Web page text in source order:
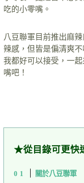
吃的小零嘴。
八豆聯軍目前推出麻
辣感，但皆是偏清爽
我都好可以接受，一
嘴吧！
★從目錄可更快
關於八豆聯軍